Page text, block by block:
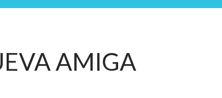
AMIGA